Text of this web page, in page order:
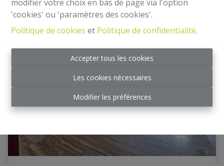
modifier votre choix en bas de page via l'option
'cookies' ou 'paramètres des cookies'.
Politique de cookies et Politique de confidentialité.
Accepter tous les cookies
Les cookies nécessaires
Modifier les préférences
NOUVEAU